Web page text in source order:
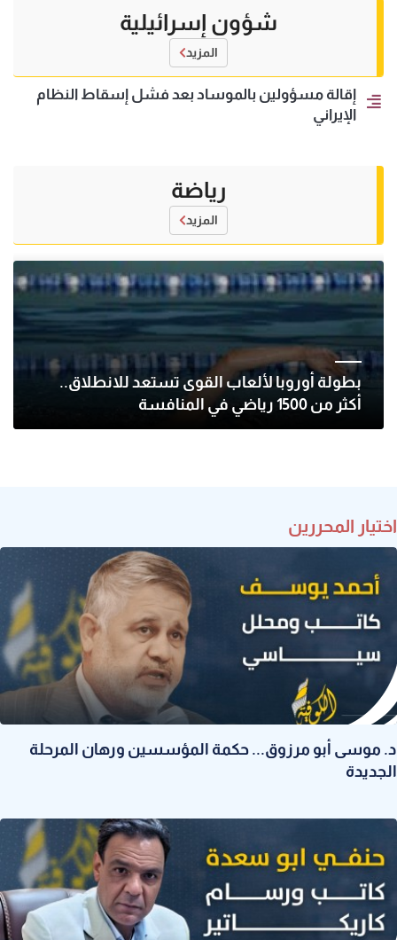
شؤون إسرائيلية
المزيد
إقالة مسؤولين بالموساد بعد فشل إسقاط النظام
الإيراني
رياضة
المزيد
بطولة أوروبا لألعاب القوى تستعد للانطلاق..
أكثر من 1500 رياضي في المنافسة
اختيار المحررين
د. موسى أبو مرزوق... حكمة المؤسسين ورهان المرحلة
الجديدة